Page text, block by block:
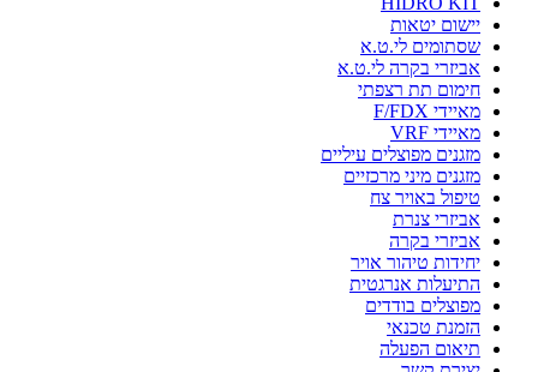
יישום יטאות
שסתומים לי.ט.א
אביזרי בקרה לי.ט.א
חימום תת רצפתי
מאיידי F/FDX
מאיידי VRF
מזגנים מפוצלים עיליים
מזגנים מיני מרכזיים
טיפול באויר צח
אביזרי צנרת
אביזרי בקרה
יחידות טיהור אויר
התיעלות אנרגטית
מפוצלים בודדים
הזמנת טכנאי
תיאום הפעלה